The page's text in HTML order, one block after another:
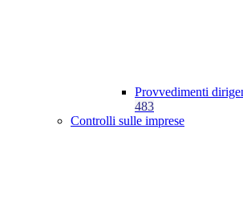
Provvedimenti
483
Controlli sulle imprese